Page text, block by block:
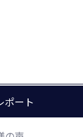
ポート